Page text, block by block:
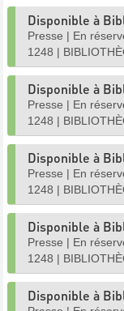
Disponible à
Presse | En
1248 |
Disponible à
Presse | En
1248 |
Disponible à
Presse | En
1248 |
Disponible à
Presse | En
1248 |
Disponible à